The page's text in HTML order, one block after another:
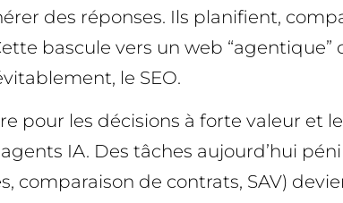
des réponses. Ils planifient,
bascule vers un web “agentique”
le SEO.
pour les décisions à forte valeur et
IA. Des tâches aujourd’hui
comparaison de contrats, SAV)